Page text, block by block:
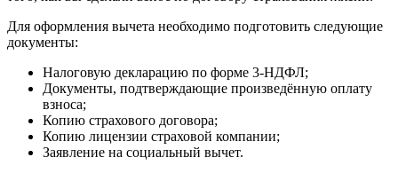
Для оформления вычета необходимо подготовить следующие
документы:
Налоговую декларацию по форме 3-НДФЛ;
Документы, подтверждающие произведённую оплату
взноса;
Копию страхового договора;
Копию лицензии страховой компании;
Заявление на социальный вычет.